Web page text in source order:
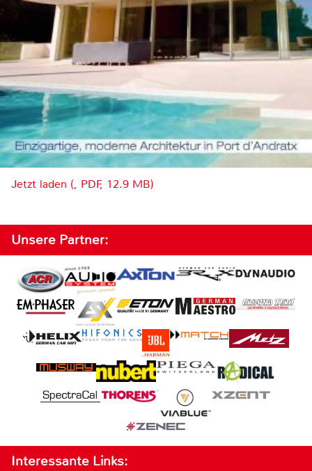
Jetzt laden (, PDF, 12.9 MB)
Unsere Partner:
Interessante Links: